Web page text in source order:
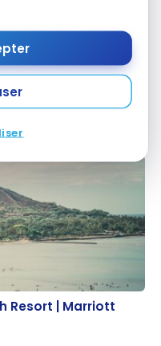
tropicales
tropicales
Resort | Marriott
Resort | Marriott